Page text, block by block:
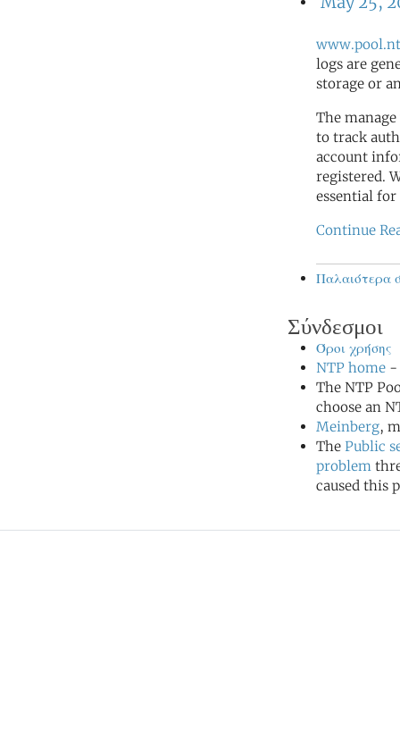
logs are
storage or
The
to track
account
registered.
essential
Continue
Παλαιότερα
Σύνδεσμοι
Όροι χρήσης
NTP home -
The NTP
choose an
Meinberg,
The Public
problem
caused this